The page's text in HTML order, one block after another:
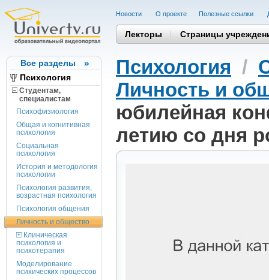
Все разделы
Психология
Студентам,
cпециалистам
Психофизиология
Общая и когнитивная
психология
Социальная
психология
История и методология
психологии
Психология развития,
возрастная психология
Психология общения
Личность и общество
Клиническая
психология и
психотерапия
Моделирование
психических процессов
Новости О проекте Полезные cсылки
Лекторы Страницы
Психология /
Личность и
юбилейная
летию со дня